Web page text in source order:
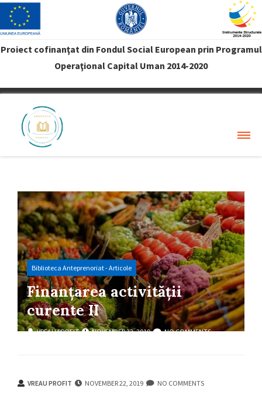
Proiect cofinanţat din Fondul Social European prin Programul
Operaţional Capital Uman 2014-2020
VREAU PROFIT
Biblioteca Anteprenoriat - Articole
Finanțarea activității
curente II
VREAU PROFIT NOVEMBER 22, 2019 NO COMMENTS
VREAU PROFIT NOVEMBER 22, 2019 NO COMMENTS